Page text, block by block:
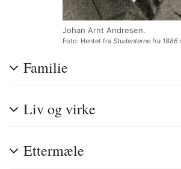
Johan Arnt Andresen.
Foto: Hentet fra Studenterne fra 1886
Familie
Liv og virke
Ettermæle